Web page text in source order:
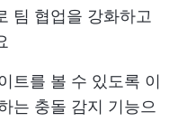
팀 협업을 강화하고
트를 볼 수 있도록 이
는 충돌 감지 기능으